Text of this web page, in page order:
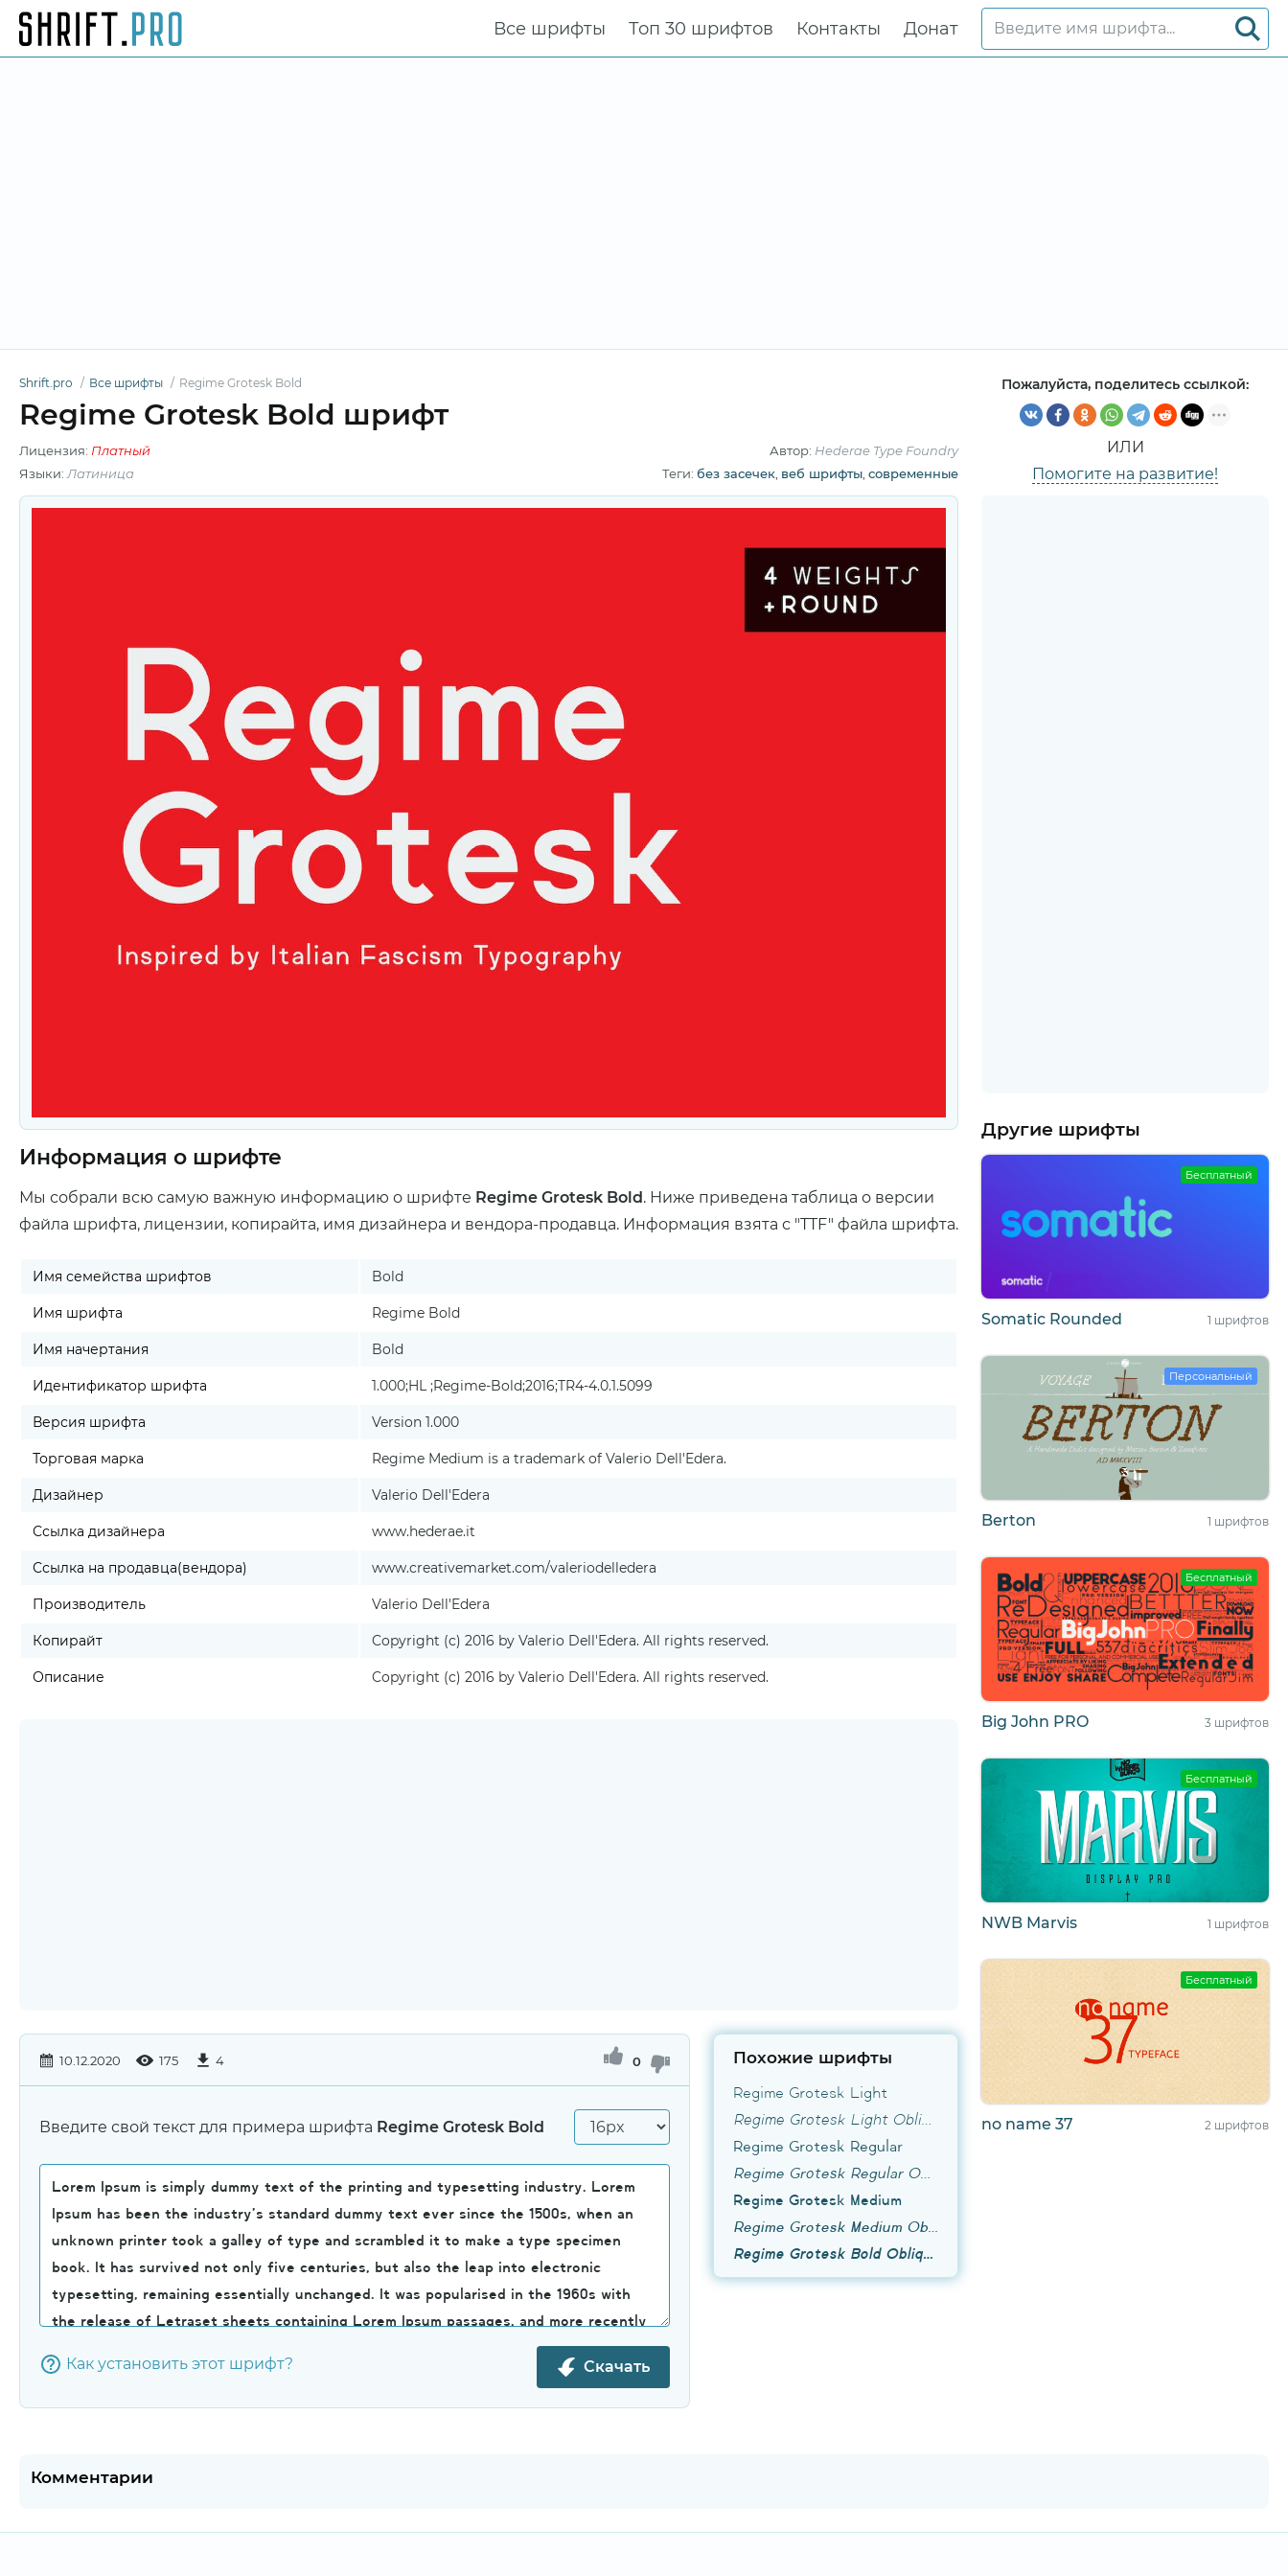
Все шрифты Топ 30 шрифтов Контакты Донат
Shrift.pro Все шрифты Regime Grotesk Bold
Regime Grotesk Bold шрифт
Лицензия: Платный Автор: Hederae Type Foundry
Языки: Латиница Теги: без засечек веб шрифты современные
Пожалуйста, поделитесь ссылкой:
ИЛИ
Помогите на развитие!
Информация о шрифте
Мы собрали всю самую важную информацию о шрифте Regime Grotesk Bold. Ниже приведена таблица о версии
файла шрифта, лицензии, копирайта, имя дизайнера и вендора-продавца. Информация взята с "TTF" файла шрифта.
Имя семейства шрифтов Bold
Имя шрифта Regime Bold
Имя начертания Bold
Идентификатор шрифта 1.000;HL ;Regime-Bold;2016;TR4-4.0.1.5099
Версия шрифта Version 1.000
Торговая марка Regime Medium is a trademark of Valerio Dell'Edera.
Дизайнер Valerio Dell'Edera
Ссылка дизайнера www.hederae.it
Ссылка на продавца(вендора) www.creativemarket.com/valeriodelledera
Производитель Valerio Dell'Edera
Копирайт Copyright (c) 2016 by Valerio Dell'Edera. All rights reserved.
Описание Copyright (c) 2016 by Valerio Dell'Edera. All rights reserved.
10.12.2020 175 4 0
Введите свой текст для примера шрифта Regime Grotesk Bold
Как установить этот шрифт? Скачать
Похожие шрифты
Regime Grotesk Light
Regime Grotesk Regular
Regime Grotesk Regular Oblique
Regime Grotesk Medium
Другие шрифты
Бесплатный
Somatic Rounded 1 шрифтов
Персональный
Berton 1 шрифтов
Бесплатный
Big John PRO 3 шрифтов
Бесплатный
NWB Marvis 1 шрифтов
Бесплатный
no name 37 2 шрифтов
Комментарии